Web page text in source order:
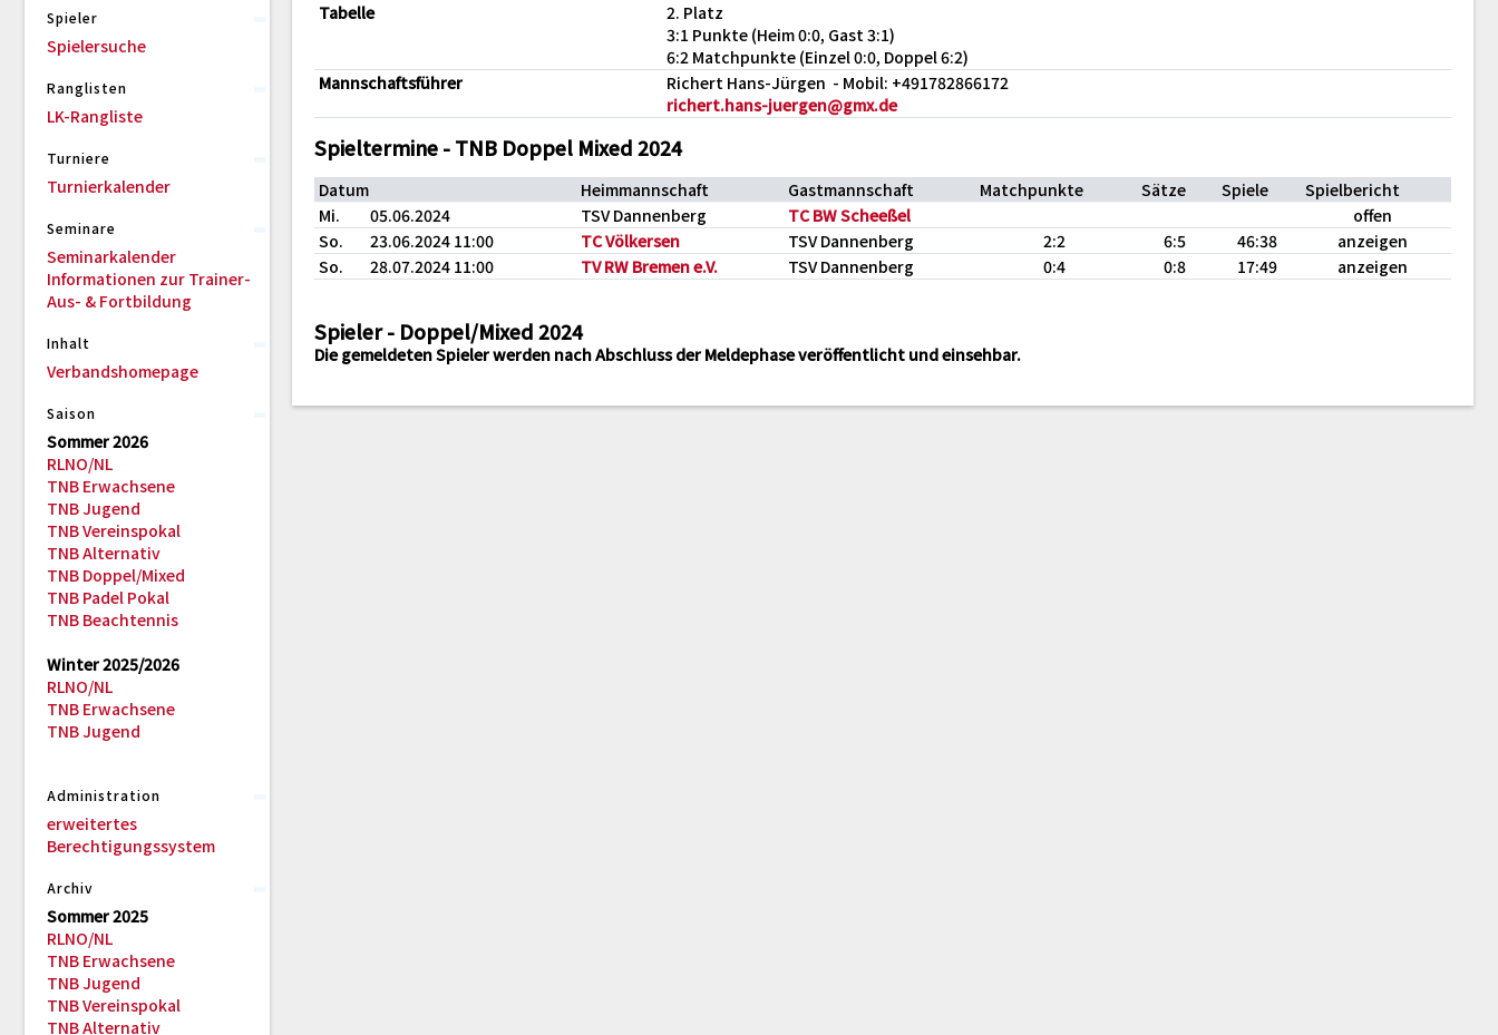
Spieler
Spielersuche
Ranglisten
LK-Rangliste
Turniere
Turnierkalender
Seminare
Seminarkalender
Informationen zur Trainer-
Aus- & Fortbildung
Inhalt
Verbandshomepage
Saison
Sommer 2026
RLNO/NL
TNB Erwachsene
TNB Jugend
TNB Vereinspokal
TNB Alternativ
TNB Doppel/Mixed
TNB Padel Pokal
TNB Beachtennis
Winter 2025/2026
RLNO/NL
TNB Erwachsene
TNB Jugend
Administration
erweitertes
Berechtigungssystem
Archiv
Sommer 2025
RLNO/NL
TNB Erwachsene
TNB Jugend
TNB Vereinspokal
TNB Alternativ
Tabelle
2. Platz
3:1 Punkte (Heim 0:0, Gast 3:1)
6:2 Matchpunkte (Einzel 0:0, Doppel 6:2)
Mannschaftsführer
Richert Hans-Jürgen - Mobil: +491782866172
richert.hans-juergen@gmx.de
Spieltermine - TNB Doppel Mixed 2024
Datum Heimmannschaft Gastmannschaft Matchpunkte Sätze Spiele
Spielbericht
Mi.
05.06.2024 TSV Dannenberg TC BW Scheeßel
offen
So.
23.06.2024 11:00 TC Völkersen TSV Dannenberg 2:2 6:5 46:38
anzeigen
So.
28.07.2024 11:00 TV RW Bremen e.V. TSV Dannenberg 0:4 0:8 17:49 anzeigen
Spieler - Doppel/Mixed 2024
Die gemeldeten Spieler werden nach Abschluss der Meldephase veröffentlicht und einsehbar.